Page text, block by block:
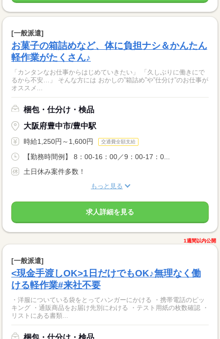
[一般派遣]
お菓子の箱詰めなど、体に負担ナシ＆かんたん
軽作業がたくさん♪
「カンタンなお仕事からはじめていきたい」 「久しぶりに働きにで
るから不安…」 そんな方には おかしの”箱詰め”や”仕分け”のお仕事が
オススメ...
梱包・仕分け・検品
大阪府豊中市/豊中駅
時給1,250円～1,600円 交通費全額支給
【勤務時間例】 8：00-16：00／9：00-17：0...
土日休み案件多数！
もっと見る
求人詳細を見る
1週間以内公開
[一般派遣]
<現金手渡しOK>1日だけでもOK♪無理なく働
ける軽作業#来社不要
・洋服についている袋をとってハンガーにかける ・携帯電話のピッ
キング ・通販商品をお届け先別にわける ・テスト用紙の枚数確認 ・
リストにある書類...
梱包・仕分け・検品